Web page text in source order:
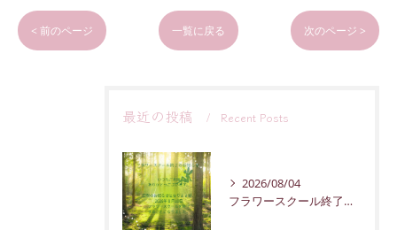
< 前のページ 一覧に戻る 次のページ >
最近の投稿 Recent Posts
2026/08/04
フラワースクール終了のお知らせ